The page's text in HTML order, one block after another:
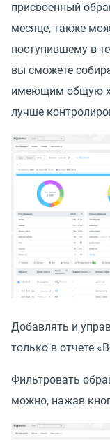
присвоенный
месяце, также
поступившему в
вы сможете
имеющим общую
лучше
Добавлять и
только в отчете «
Фильтровать
можно, нажав